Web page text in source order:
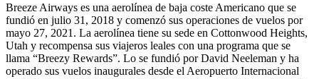
Breeze Airways es una aerolínea de baja coste Americano que se
fundió en julio 31, 2018 y comenzó sus operaciones de vuelos por
mayo 27, 2021. La aerolínea tiene su sede en Cottonwood Heights,
Utah y recompensa sus viajeros leales con una programa que se
llama “Breezy Rewards”. Lo se fundió por David Neeleman y ha
operado sus vuelos inaugurales desde el Aeropuerto Internacional